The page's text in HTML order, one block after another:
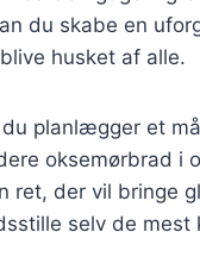
du skabe en
husket af alle.
planlægger et
oksemørbrad i
ret, der vil bringe
selv de mest